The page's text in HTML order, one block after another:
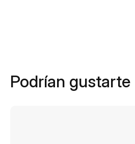
Podrían